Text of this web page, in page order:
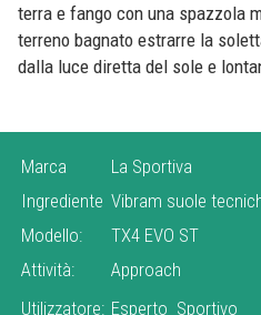
terra e fango con una spazzola
terreno bagnato estrarre la
dalla luce diretta del sole e
Marca
La Sportiva
Ingrediente Vibram suole
Modello:
TX4 EVO ST
Attività:
Approach
Utilizzatore: Esperto Sportivo